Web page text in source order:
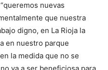
nuevas
que nuestra
digno, en La Rioja la
en nuestro parque
la medida que no se